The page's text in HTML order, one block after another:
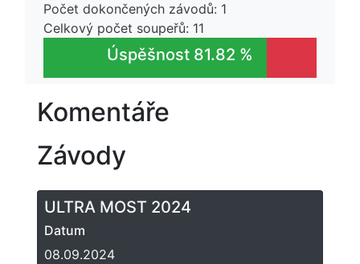
Počet dokončených závodů: 1
Celkový počet soupeřů: 11
Úspěšnost 81.82 %
Komentáře
Závody
ULTRA MOST 2024
Datum
08.09.2024